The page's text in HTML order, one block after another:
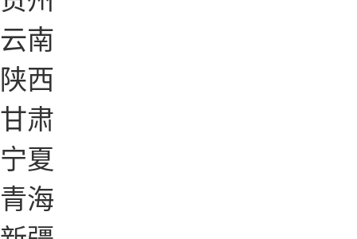
云南
陕西
甘肃
宁夏
青海